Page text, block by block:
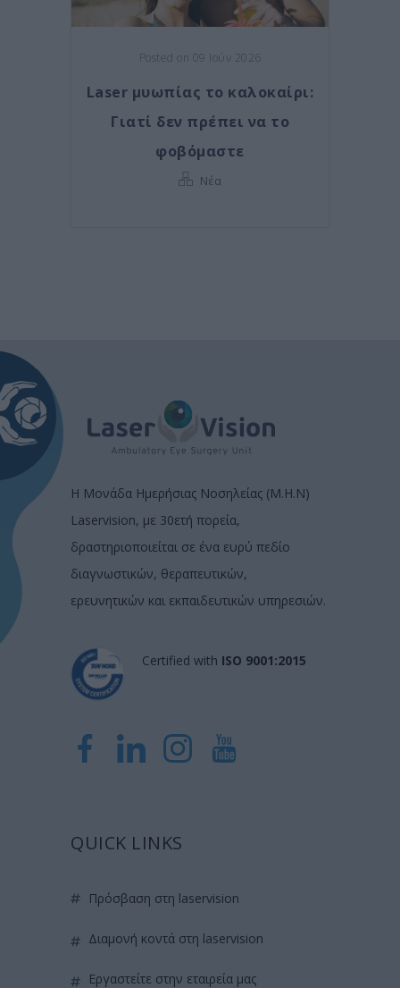
Posted on 09 Ιούν 2026
Laser μυωπίας το καλοκαίρι:
Γιατί δεν πρέπει να το
φοβόμαστε
Νέα
Η Μονάδα Ημερήσιας Νοσηλείας (Μ.Η.Ν)
Laservision, με 30ετή πορεία,
δραστηριοποιείται σε ένα ευρύ πεδίο
διαγνωστικών, θεραπευτικών,
ερευνητικών και εκπαιδευτικών υπηρεσιών.
Certified with ISO 9001:2015
QUICK LINKS
πρόσβαση στη laservision
διαμονή κοντά στη laservision
εργαστείτε στην εταιρεία μας